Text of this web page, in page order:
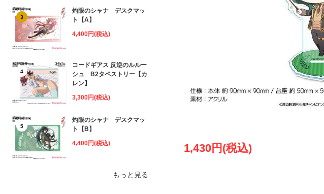
3
灼眼のシャナ デスクマッ
ト【A】
4,400円(税込)
4
コードギアス 反逆のルルー
シュ B2タペストリー【カ
レン】
3,300円(税込)
5
灼眼のシャナ デスクマッ
ト【B】
4,400円(税込)
もっと見る
1,430円(税込)